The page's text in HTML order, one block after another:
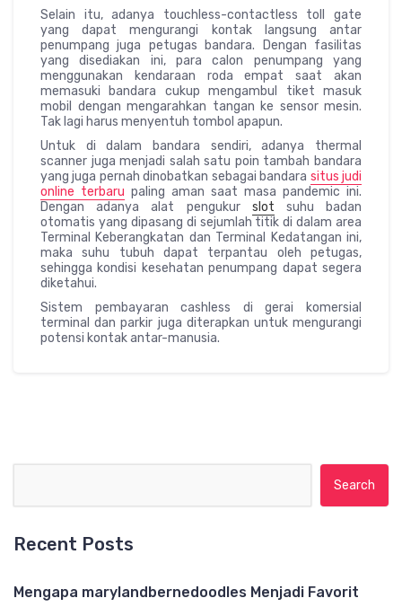
Selain itu, adanya touchless-contactless toll gate
yang dapat mengurangi kontak langsung antar
penumpang juga petugas bandara. Dengan fasilitas
yang disediakan ini, para calon penumpang yang
menggunakan kendaraan roda empat saat akan
memasuki bandara cukup mengambul tiket masuk
mobil dengan mengarahkan tangan ke sensor mesin.
Tak lagi harus menyentuh tombol apapun.
Untuk di dalam bandara sendiri, adanya thermal
scanner juga menjadi salah satu poin tambah bandara
yang juga pernah dinobatkan sebagai bandara situs judi
online terbaru paling aman saat masa pandemic ini.
Dengan adanya alat pengukur slot
suhu badan
otomatis yang dipasang di sejumlah titik di dalam area
Terminal Keberangkatan dan Terminal Kedatangan ini,
maka suhu tubuh dapat terpantau oleh petugas,
sehingga kondisi kesehatan penumpang dapat segera
diketahui.
Sistem pembayaran cashless di gerai komersial
terminal dan parkir juga diterapkan untuk mengurangi
potensi kontak antar-manusia.
Recent Posts
Mengapa marylandbernedoodles Menjadi Favorit